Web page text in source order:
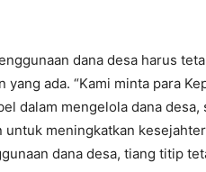
dana desa harus
ada. “Kami minta para
dalam mengelola dana desa,
meningkatkan
dana desa, tiang titip